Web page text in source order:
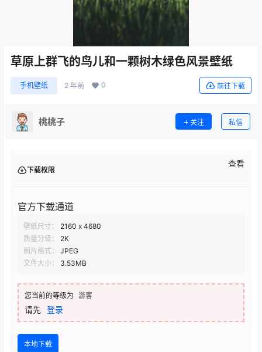
草原上群飞的鸟儿和一颗树木绿色风景壁纸
手机壁纸 2 年前 0 前往下载
桃桃子 关注 私信
下载权限
查看
官方下载通道
壁纸尺寸：
2160 x 4680
质量分级：
2K
图片格式：
JPEG
文件大小：
3.53MB
您当前的等级为 游客
请先 登录
本地下载